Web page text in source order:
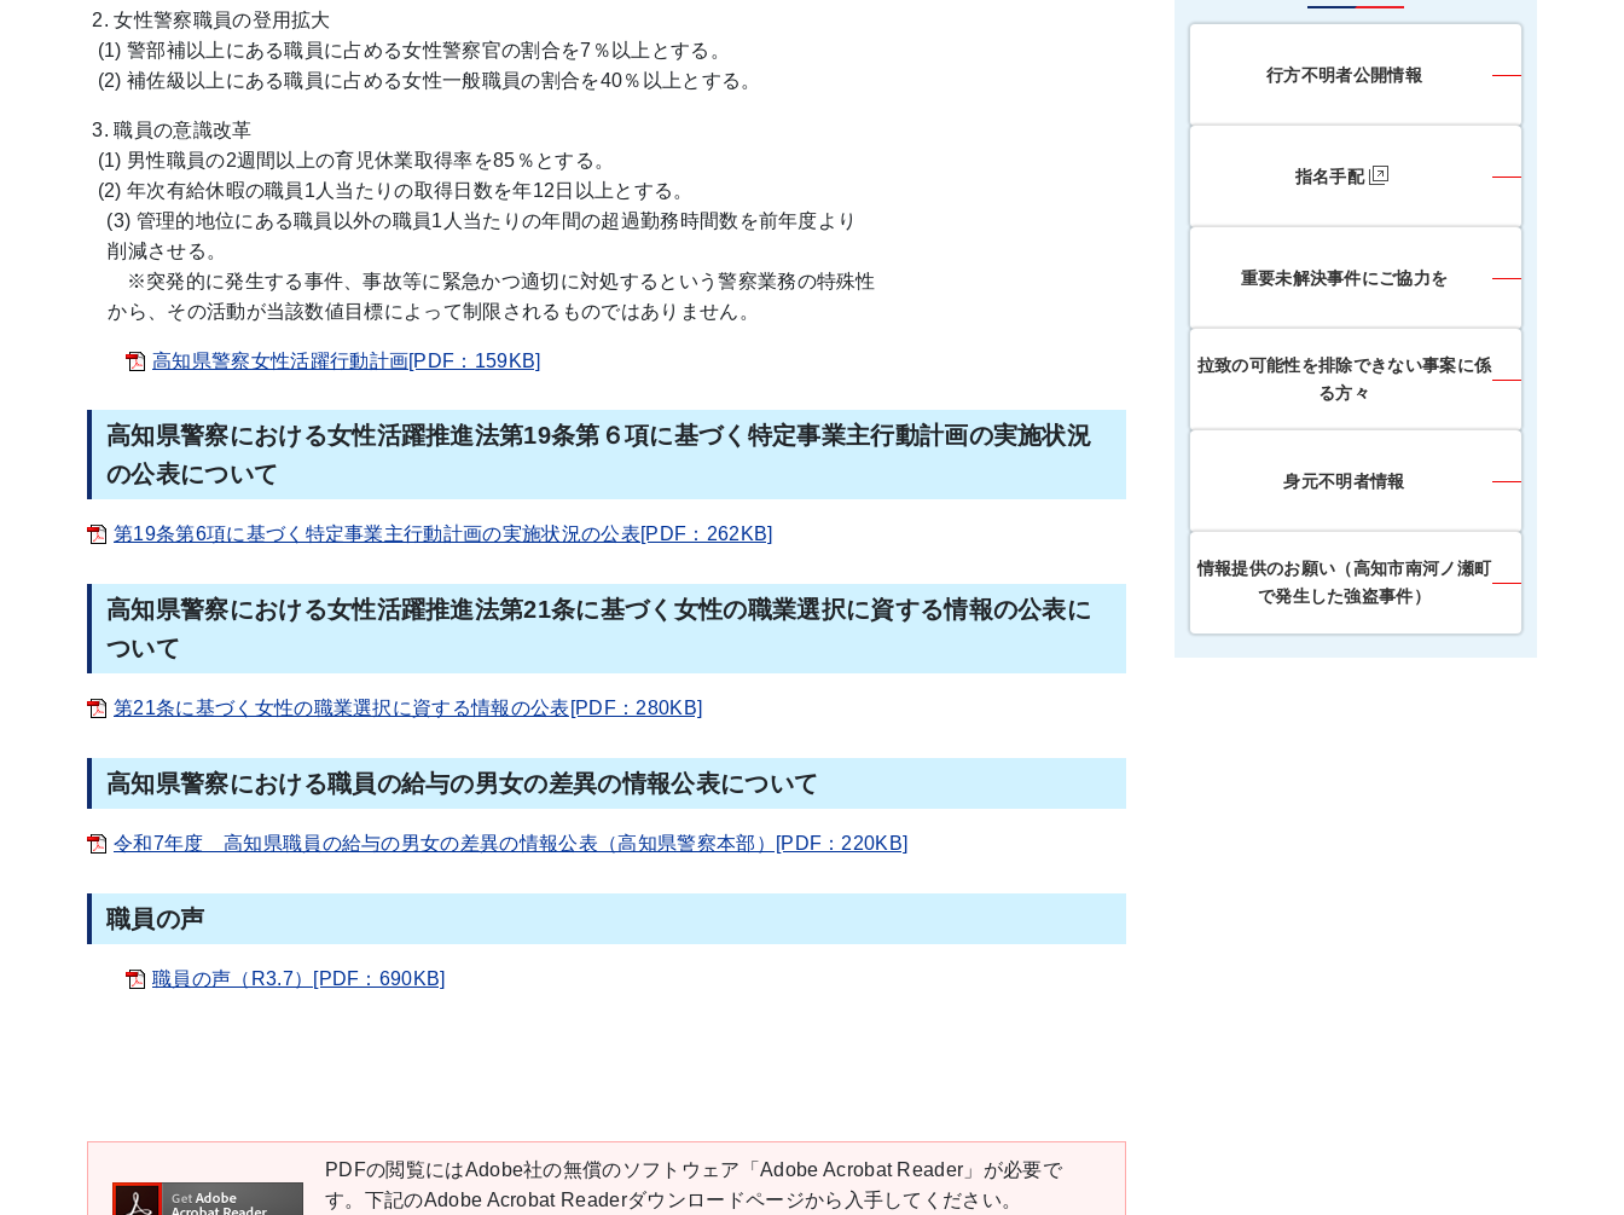
2. 女性警察職員の登用拡大
(1) 警部補以上にある職員に占める女性警察官の割合を7％以上とする。
(2) 補佐級以上にある職員に占める女性一般職員の割合を40％以上とする。
3. 職員の意識改革
(1) 男性職員の2週間以上の育児休業取得率を85％とする。
(2) 年次有給休暇の職員1人当たりの取得日数を年12日以上とする。
(3) 管理的地位にある職員以外の職員1人当たりの年間の超過勤務時間数を前年度より
削減させる。
※突発的に発生する事件、事故等に緊急かつ適切に対処するという警察業務の特殊性
から、その活動が当該数値目標によって制限されるものではありません。
高知県警察女性活躍行動計画[PDF：159KB]
高知県警察における女性活躍推進法第19条第６項に基づく特定事業主行動計画の実施状況
の公表について
第19条第6項に基づく特定事業主行動計画の実施状況の公表[PDF：262KB]
高知県警察における女性活躍推進法第21条に基づく女性の職業選択に資する情報の公表に
ついて
第21条に基づく女性の職業選択に資する情報の公表[PDF：280KB]
高知県警察における職員の給与の男女の差異の情報公表について
令和7年度 高知県職員の給与の男女の差異の情報公表（高知県警察本部）[PDF：220KB]
職員の声
職員の声（R3.7）[PDF：690KB]
PDFの閲覧にはAdobe社の無償のソフトウェア「Adobe Acrobat Reader」が必要で
す。下記のAdobe Acrobat Readerダウンロードページから入手してください。
行方不明者公開情報
指名手配
重要未解決事件にご協力を
拉致の可能性を排除できない事案に係
る方々
身元不明者情報
情報提供のお願い（高知市南河ノ瀬町
で発生した強盗事件）